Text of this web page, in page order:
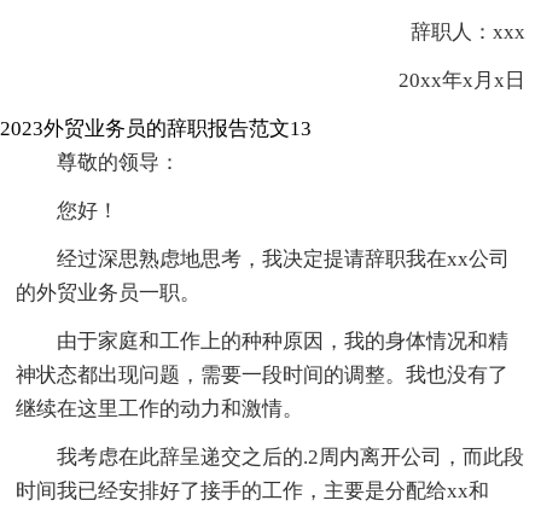
辞职人：xxx
20xx年x月x日
2023外贸业务员的辞职报告范文13
尊敬的领导：
您好！
经过深思熟虑地思考，我决定提请辞职我在xx公司
的外贸业务员一职。
由于家庭和工作上的种种原因，我的身体情况和精
神状态都出现问题，需要一段时间的调整。我也没有了
继续在这里工作的动力和激情。
我考虑在此辞呈递交之后的.2周内离开公司，而此段
时间我已经安排好了接手的工作，主要是分配给xx和